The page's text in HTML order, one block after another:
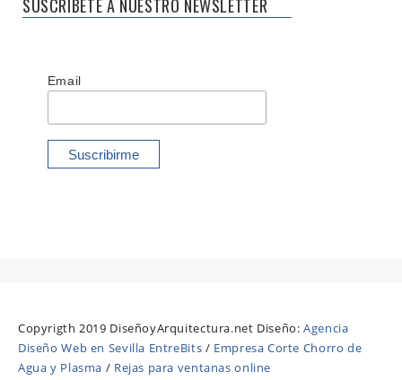
SUSCRÍBETE A NUESTRO NEWSLETTER
Email
Copyrigth 2019 DiseñoyArquitectura.net Diseño:Agencia
Diseño Web en Sevilla EntreBits / Empresa Corte Chorro de
Agua y Plasma / Rejas para ventanas online